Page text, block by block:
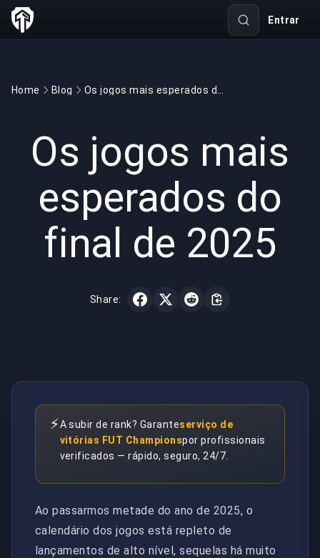
Entrar
Home Blog
Os jogos mais
esperados do
final de 2025
Share:
⚡A subir de rank? Garanteserviço de
vitórias FUT Championspor profissionais
verificados — rápido, seguro, 24/7.
Ao passarmos metade do ano de 2025, o
calendário dos jogos está repleto de
lançamentos de alto nível, sequelas há muito